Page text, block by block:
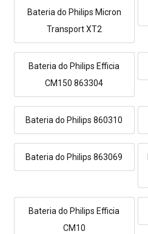
Bateria do Philips Micron
Transport XT2
Bateria do Philips Efficia
CM150 863304
Bateria do Philips 860310
Bateria do Philips 863069
Bateria do Philips Efficia
CM10